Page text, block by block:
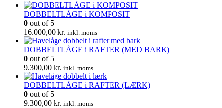
DOBBELTLÅGE i KOMPOSIT
0 out of 5
16.000,00 kr. inkl. moms
DOBBELTLÅGE i RAFTER (MED BARK)
0 out of 5
9.300,00 kr. inkl. moms
DOBBELTLÅGE i RAFTER (LÆRK)
0 out of 5
9.300,00 kr. inkl. moms